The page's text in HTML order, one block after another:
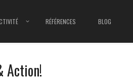
RÉFÉRENCES BLOG
Action!